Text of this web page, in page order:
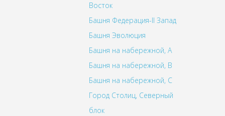
Восток
Башня Федерация-II Запад
Башня Эволюция
Башня на набережной, A
Башня на набережной, B
Башня на набережной, C
Город Столиц, Северный
блок